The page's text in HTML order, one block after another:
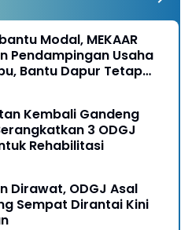
Modal, MEKAAR
Pendampingan Usaha
Bantu Dapur Tetap
Kembali Gandeng
3 ODGJ
Rehabilitasi
Dirawat, ODGJ Asal
Sempat Dirantai Kini